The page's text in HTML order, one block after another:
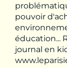
pouvoir
éducation...
journal en